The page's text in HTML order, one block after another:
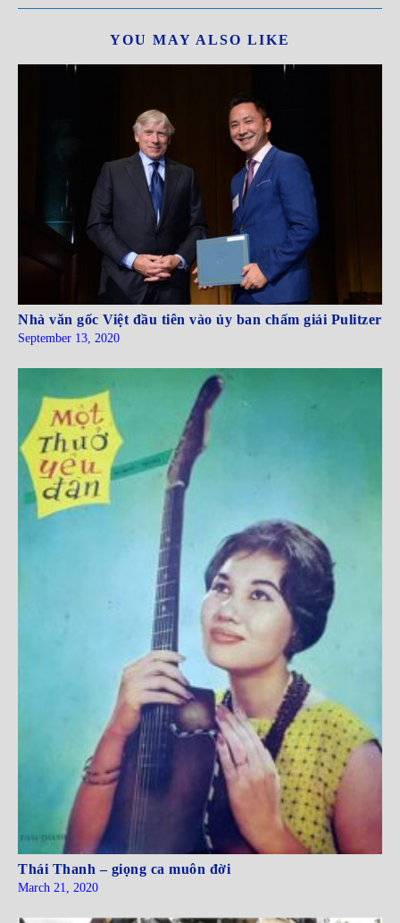
YOU MAY ALSO LIKE
Nhà văn gốc Việt đầu tiên vào ủy ban chấm giải Pulitzer
September 13, 2020
Thái Thanh – giọng ca muôn đời
March 21, 2020